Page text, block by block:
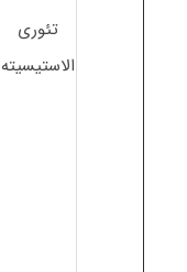
تئوری
الاستیسیته